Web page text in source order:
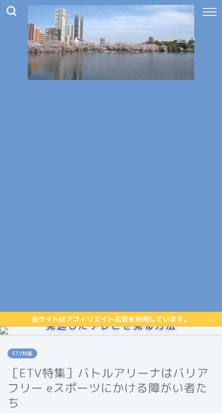
当サイトはアフィリエイト広告を利用しています。
見逃したテレビを見る方法
ETV特集
［ETV特集］バトルアリーナはバリア
フリー eスポーツにかける障がい者た
ち